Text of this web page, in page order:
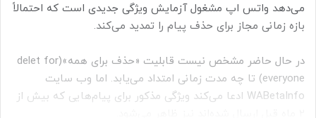
می‌دهد واتس اپ مشغول آزمایش ویژگی جدیدی است که احتمالاً
بازه زمانی مجاز برای حذف پیام را تمدید می‌کند.
در حال حاضر مشخص نیست قابلیت «حذف برای همه»(delet for
everyone) تا چه مدت زمانی امتداد می‌یابد. اما وب سایت
WABetaInfo ادعا می‌کند ویژگی مذکور برای پیام‌هایی که بیش از